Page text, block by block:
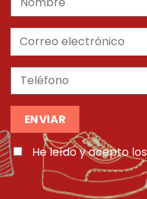
He leído y acepto los